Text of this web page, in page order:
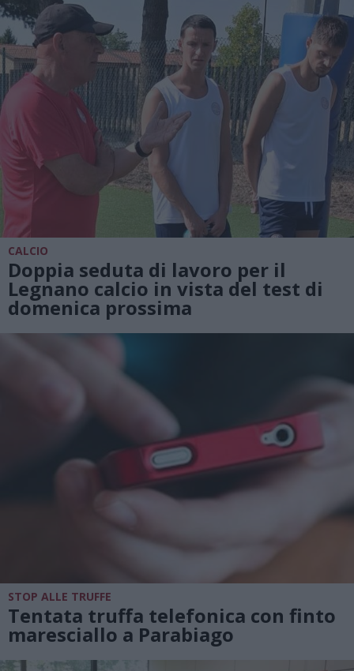
CALCIO
Doppia seduta di lavoro per il
Legnano calcio in vista del test di
domenica prossima
STOP ALLE TRUFFE
Tentata truffa telefonica con finto
maresciallo a Parabiago